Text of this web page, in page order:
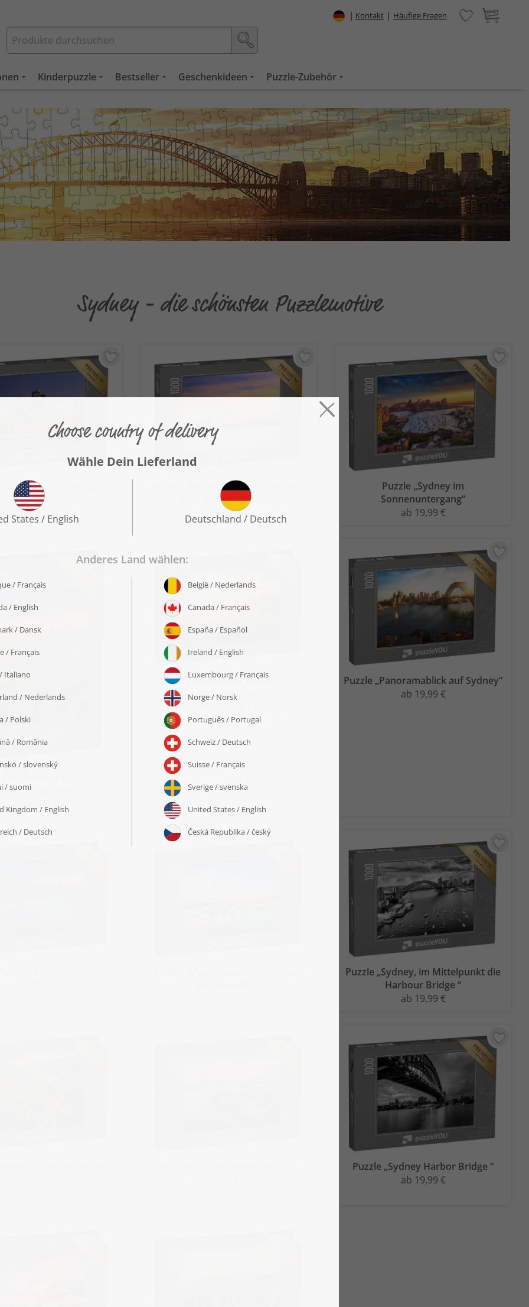
| Kontakt | Häufige Fragen
Kinderpuzzle Bestseller Geschenkideen Puzzle-Zubehör
Sydney - die schönsten Puzzlemotive
„Skyline von Sydney,
Australien“
ab 19,99 €
Puzzle „Weltberühmte Skyline von
Sydney in Australien“
ab 19,99 €
Puzzle „Sydney im
Sonnenuntergang“
ab 19,99 €
Harbour Bridge in
Australien“
ab 19,99 €
Puzzle „Oper von Sydney mit
Harbour Bridge im
Sonnenuntergang, Australien“
ab 19,99 €
Puzzle „Panoramablick auf Sydney“
ab 19,99 €
Puzzle „Sydney, im Mittelpunkt die
Harbour Bridge “
ab 19,99 €
Puzzle „Sydney Harbor Bridge “
ab 19,99 €